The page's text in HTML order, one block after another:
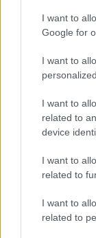
I want to
Google for
I want to
I want to
related to
device
I want to
related to
I want to
related to
Dolomiti
record nelle
Edoardo Vitali · 7 Ago
QUOTAZIONI
Nome